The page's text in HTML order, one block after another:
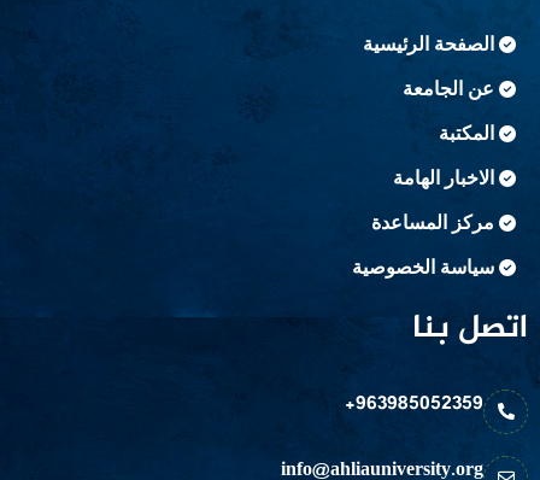
الصفحة الرئيسية
عن الجامعة
المكتبة
الاخبار الهامة
مركز المساعدة
سياسة الخصوصية
اتصل بنا
963985052359+
info@ahliauniversity.org